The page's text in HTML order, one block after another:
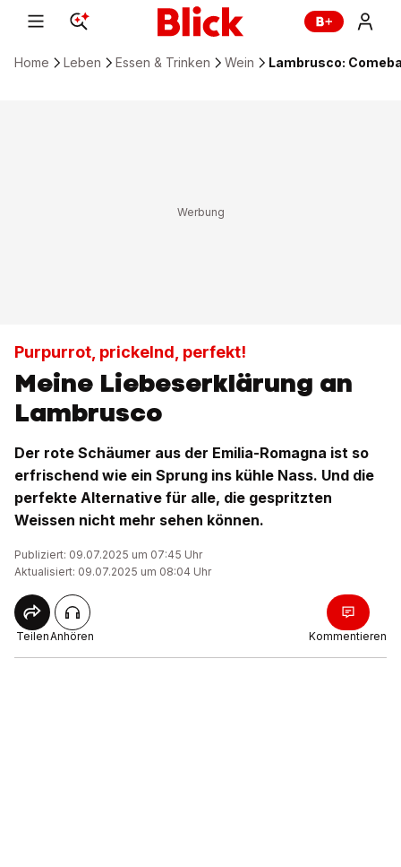
Home Leben Essen & Trinken Wein Lambrusco:
Purpurrot, prickelnd, perfekt!
Meine Liebeserklärung an
Lambrusco
Der rote Schäumer aus der Emilia-Romagna ist so
erfrischend wie ein Sprung ins kühle Nass. Und die
perfekte Alternative für alle, die gespritzten
Weissen nicht mehr sehen können.
Publiziert: 09.07.2025 um 07:45 Uhr
Aktualisiert: 09.07.2025 um 08:04 Uhr
TeilenAnhören Kommentieren